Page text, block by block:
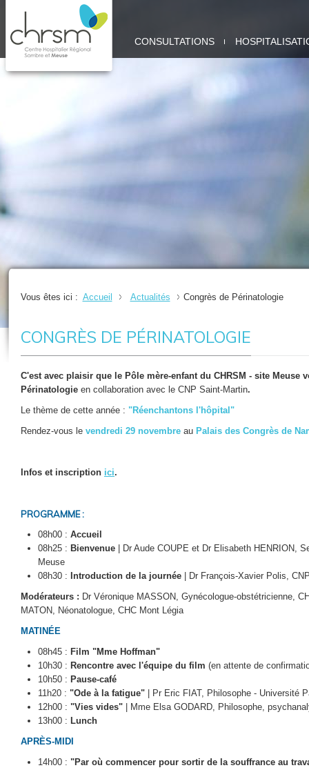
SITE
CONSULTATIONS
Vous êtes ici : Accueil Actualités Congrès de Périnatologie
CONGRÈS DE PÉRINATOLOGIE
C'est avec plaisir que le Pôle mère-enfant du CHRSM - site Meuse
Périnatologie en collaboration avec le CNP Saint-Martin.
Le thème de cette année : "Réenchantons l'hôpital"
Rendez-vous le vendredi 29 novembre au Palais des Congrès de
Infos et inscription ici.
PROGRAMME :
08h00 : Accueil
08h25 : Bienvenue
| Dr Aude COUPE et Dr Elisabeth HENRION,
Meuse
08h30 : Introduction de la journée | Dr François-Xavier Polis,
Modérateurs : Dr Véronique MASSON, Gynécologue-obstétricienne,
MATON, Néonatologue, CHC Mont Légia
MATINÉE
08h45 : Film "Mme Hoffman"
10h30 : Rencontre avec l'équipe du film (en attente de
10h50 : Pause-café
11h20 : "Ode à la fatigue" | Pr Eric FIAT, Philosophe - Université
12h00 : "Vies vides" | Mme Elsa GODARD, Philosophe,
13h00 : Lunch
APRÈS-MIDI
14h00 : "Par où commencer pour sortir de la souffrance au